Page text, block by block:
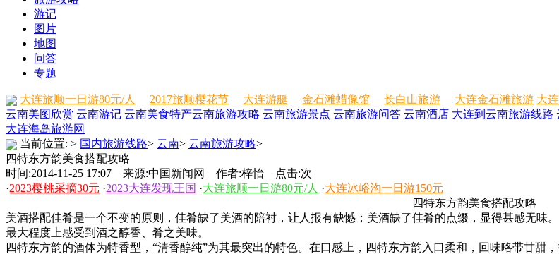
游记
图片
地图
问答
专题
大连旅顺一日游80元/人 2017旅顺樱花节 大连游艇 金石滩蜡像馆 长白山旅游 大连金石滩旅游 大
云南美图欣赏 云南游记 云南美食特产云南旅游攻略 云南旅游景点 云南旅游问答 云南酒店 大连到云南旅游线路
大连海岛旅游网
当前位置: > 国内旅游线路> 云南> 云南旅游攻略>
四特东方韵美食搭配攻略
时间:2014-11-25 17:07 来源:中国新闻网 作者:梓怡 点击:次
·2023樱桃采摘30元 ·2023大连发现王国 ·大连旅顺一日游80元/人 ·大连冰峪沟一日游150元
四特东方韵美食搭配攻略
美酒搭配佳肴是一个不变的原则，佳肴缺了美酒的陪衬，让人报有缺憾；美酒缺了佳肴的点缀，显得甚感无
最大程度上感受到酒之醇香、肴之美味。
四特东方韵的酒体为特香型，“清香醇纯”为其最突出的特色。在口感上，四特东方韵入口柔和，回味略带甘